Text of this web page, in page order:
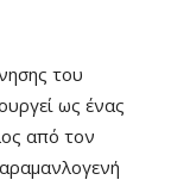
του
ως ένας
από τον